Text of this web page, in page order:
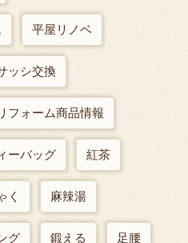
平屋リノベ
ッシ交換
フォーム商品情報
ーバッグ 紅茶
く 麻辣湯
グ 鍛える 足腰